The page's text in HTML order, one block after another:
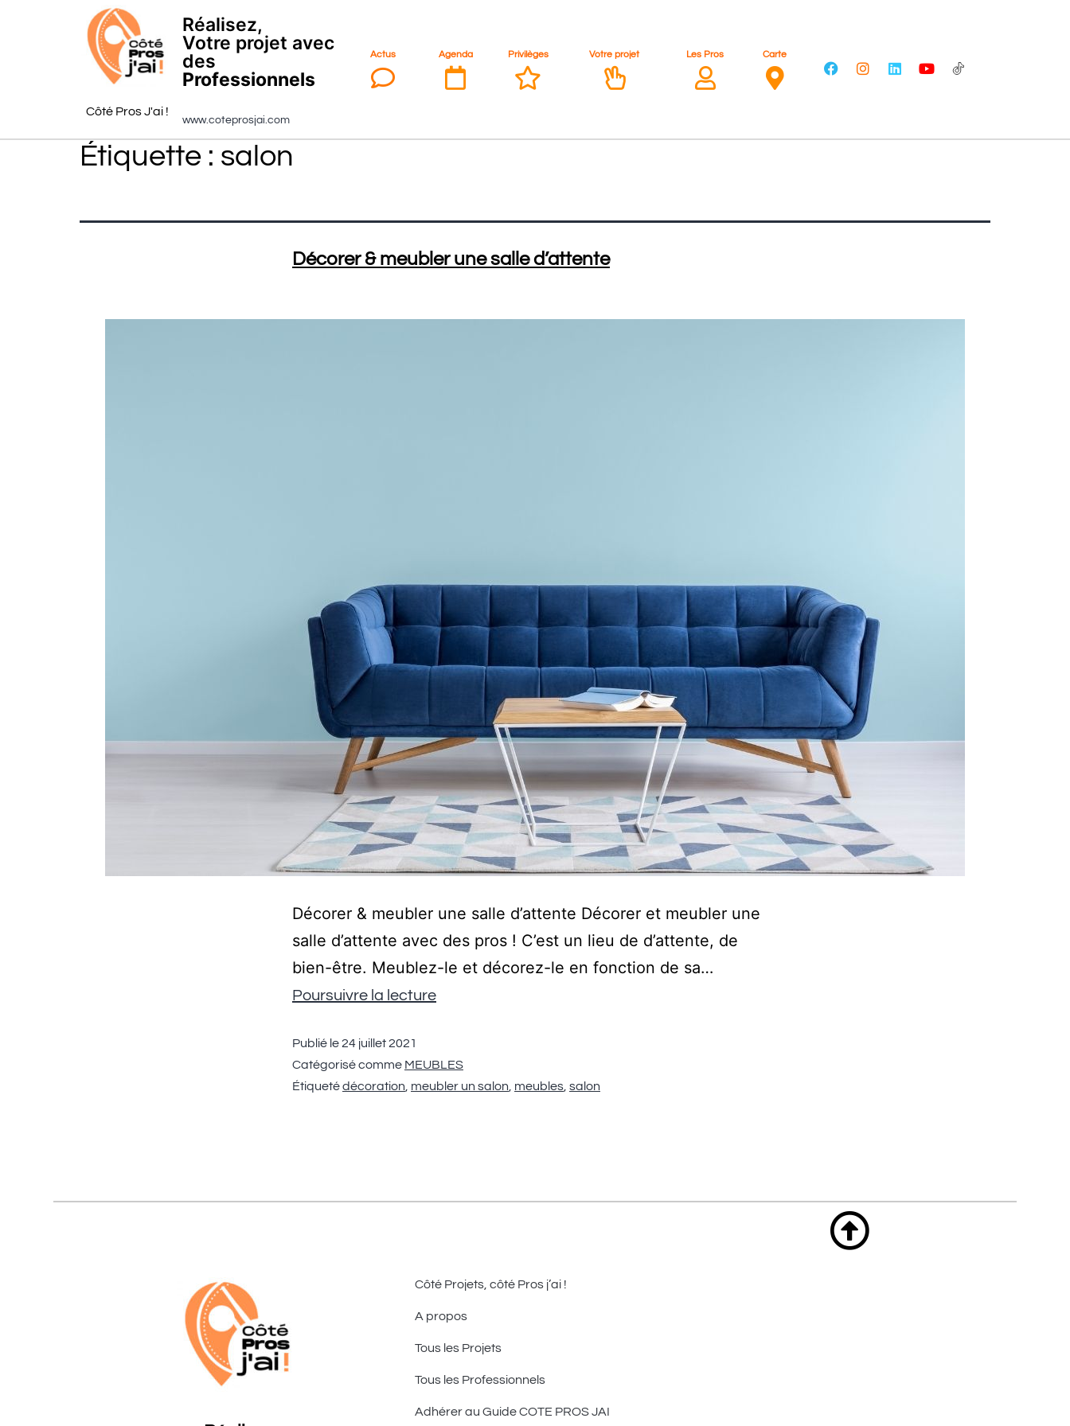
Côté Pros J'ai !
Réalisez,
Votre projet avec
des
Professionnels
www.coteprosjai.com
Actus Agenda Privilèges Votre projet Les Pros Carte
Étiquette : salon
Décorer & meubler une salle d’attente
Décorer & meubler une salle d’attente Décorer et meubler une
salle d’attente avec des pros ! C’est un lieu de d’attente, de
bien-être. Meublez-le et décorez-le en fonction de sa…
Poursuivre la lecture
Publié le24 juillet 2021
Catégorisé comme MEUBLES
Étiquetédécoration meubler un salon meubles salon
Côté Projets, côté Pros j’ai !
A propos
Tous les Projets
Tous les Professionnels
Adhérer au Guide COTE PROS JAI